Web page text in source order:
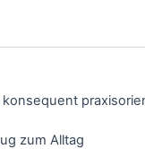
zum Alltag